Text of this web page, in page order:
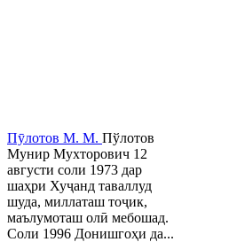
Пӯлотов М. М. Пўлотов
Мунир Мухторович 12
августи соли 1973 дар
шаҳри Хуҷанд таваллуд
шуда, миллаташ тоҷик,
маълумоташ олӣ мебошад.
Соли 1996 Донишгоҳи да...